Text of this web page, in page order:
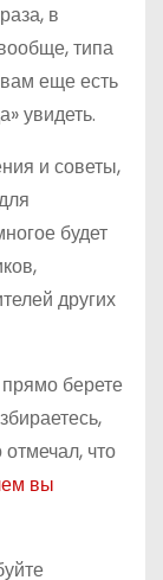
в
типа
еще есть
увидеть.
и советы,
будет
других
берете
что
вы